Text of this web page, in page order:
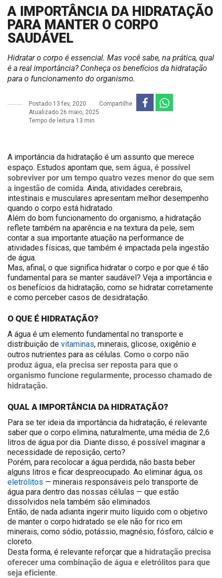
A IMPORTÂNCIA DA HIDRATAÇÃO
PARA MANTER O CORPO
SAUDÁVEL
Hidratar o corpo é essencial. Mas você sabe, na prática, qual
é a real importância? Conheça os benefícios da hidratação
para o funcionamento do organismo.
Postado 13 fev, 2020
Atualizado 26 maio, 2025
Tempo de leitura 13 min
Compartilhe
A importância da hidratação é um assunto que merece
espaço. Estudos apontam que, sem água, é possível
sobreviver por um tempo quatro vezes menor do que sem
a ingestão de comida. Ainda, atividades cerebrais,
intestinais e musculares apresentam melhor desempenho
quando o corpo está hidratado.
Além do bom funcionamento do organismo, a hidratação
reflete também na aparência e na textura da pele, sem
contar a sua importante atuação na performance de
atividades físicas, que também é impactada pela ingestão
de água.
Mas, afinal, o que significa hidratar o corpo e por que é tão
fundamental para se manter saudável? Veja a importância e
os benefícios da hidratação, como se hidratar corretamente
e como perceber casos de desidratação.
O QUE É HIDRATAÇÃO?
A água é um elemento fundamental no transporte e
distribuição de vitaminas, minerais, glicose, oxigênio e
outros nutrientes para as células. Como o corpo não
produz água, ela precisa ser reposta para que o
organismo funcione regularmente, processo chamado de
hidratação.
QUAL A IMPORTÂNCIA DA HIDRATAÇÃO?
Para se ter ideia da importância da hidratação, é relevante
saber que o corpo elimina, naturalmente, uma média de 2,6
litros de água por dia. Diante disso, é possível imaginar a
necessidade de reposição, certo?
Porém, para recolocar a água perdida, não basta beber
alguns litros e ficar despreocupado. Ao eliminar água, os
eletrólitos — minerais responsáveis pelo transporte de
água para dentro das nossas células — que estão
dissolvidos nela também são eliminados.
Então, de nada adianta ingerir muito líquido com o objetivo
de manter o corpo hidratado se ele não for rico em
minerais, como sódio, potássio, magnésio, fósforo, cálcio e
cloreto.
Desta forma, é relevante reforçar que a hidratação precisa
oferecer uma combinação de água e eletrólitos para que
seja eficiente.